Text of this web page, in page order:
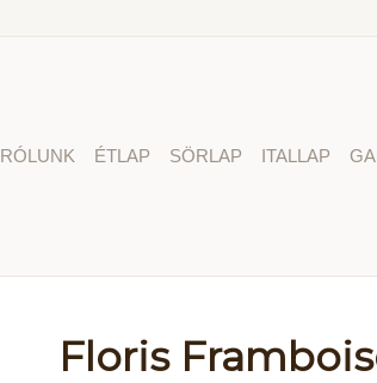
RÓLUNK ÉTLAP SÖRLAP ITALLAP
Floris